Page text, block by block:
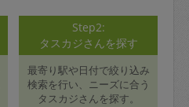
Step2:
タスカジさんを探す
最寄り駅や日付で絞り込み
検索を行い、ニーズに合う
タスカジさんを探す。